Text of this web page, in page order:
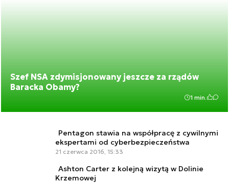
Szef NSA zdymisjonowany jeszcze za rządów
Baracka Obamy?
1 min.
Pentagon stawia na współpracę z cywilnymi
ekspertami od cyberbezpieczeństwa
21 czerwca 2016, 15:33
Ashton Carter z kolejną wizytą w Dolinie
Krzemowej